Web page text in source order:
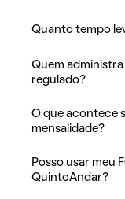
Quanto tempo
Quem
regulado?
O que acontece
mensalidade?
Posso usar meu
QuintoAndar?